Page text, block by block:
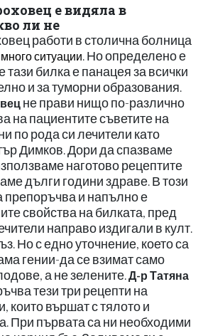
е видяла в
ли не
работи в столична болница
много ситуации. Но определено е
тази билка е панацея за всички
и за туморни образования.
не прави нищо по-различно
на пациентите съветите на
по рода си лечители като
Димков. Дори да спазваме
наготово рецептите
дълги години здраве. В този
препоръчва и напълно е
свойства на билката, пред
направо издигали в култ.
Но с едно уточнение, което са
гении-да се взимат само
а не зелените. Д-р Татяна
тези три рецепти на
които вършат с тялото и
При първата са ни необходими